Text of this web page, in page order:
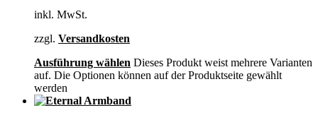
inkl. MwSt.
zzgl. Versandkosten
Ausführung wählen Dieses Produkt weist mehrere Varianten
auf. Die Optionen können auf der Produktseite gewählt
werden